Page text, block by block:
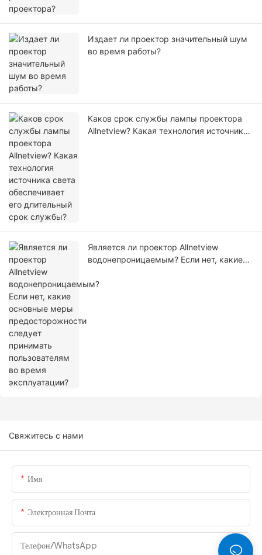
Издает ли проектор значительный шум
во время работы?
Каков срок службы лампы проектора
Allnetview? Какая технология источника
Является ли проектор Allnetview
водонепроницаемым? Если нет, какие
следует принимать пользователям во
Свяжитесь с нами
Имя
Электронная Почта
Телефон/WhatsApp